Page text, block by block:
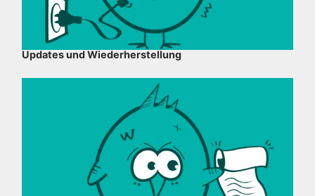
Updates und Wiederherstellung